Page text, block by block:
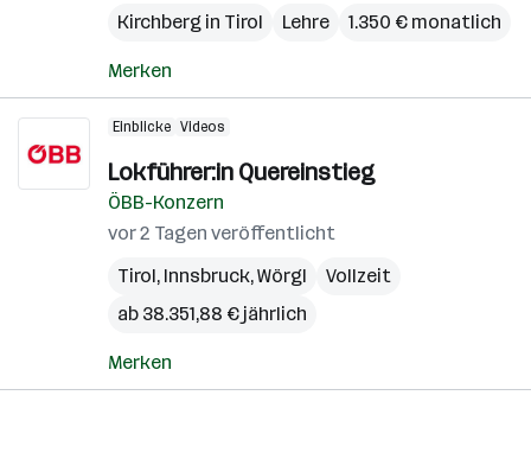
Kirchberg in Tirol Lehre 1.350 € monatlich
Merken
Einblicke Videos
Lokführer:in Quereinstieg
ÖBB-Konzern
vor 2 Tagen veröffentlicht
Tirol, Innsbruck,Wörgl
Vollzeit
ab 38.351,88 € jährlich
Merken